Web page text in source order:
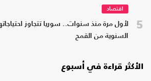
5
اقتصاد
لأول مرة منذ سنوات.. سوريا تتجاوز
السنوية من القمح
الأكثر قراءة في أسبوع